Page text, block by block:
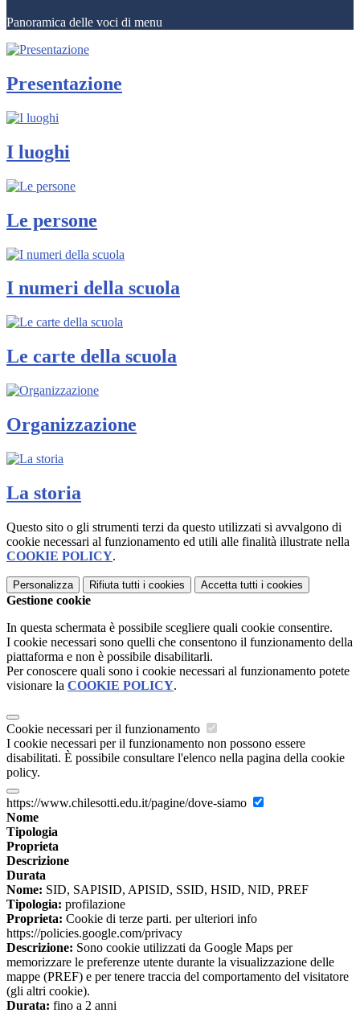
Panoramica delle voci di menu
Presentazione
I luoghi
Le persone
I numeri della scuola
Le carte della scuola
Organizzazione
La storia
Questo sito o gli strumenti terzi da questo utilizzati si avvalgono di
cookie necessari al funzionamento ed utili alle finalità illustrate nella
COOKIE POLICY.
Personalizza Rifiuta tutti i cookies Accetta tutti i cookies
Gestione cookie
In questa schermata è possibile scegliere quali cookie consentire.
I cookie necessari sono quelli che consentono il funzionamento della
piattaforma e non è possibile disabilitarli.
Per conoscere quali sono i cookie necessari al funzionamento potete
visionare la COOKIE POLICY.
Cookie necessari per il funzionamento
I cookie necessari per il funzionamento non possono essere
disabilitati. È possibile consultare l'elenco nella pagina della cookie
policy.
https://www.chilesotti.edu.it/pagine/dove-siamo
Nome
Tipologia
Proprieta
Descrizione
Durata
Nome: SID, SAPISID, APISID, SSID, HSID, NID, PREF
Tipologia: profilazione
Proprieta: Cookie di terze parti. per ulteriori info
https://policies.google.com/privacy
Descrizione: Sono cookie utilizzati da Google Maps per
memorizzare le preferenze utente durante la visualizzazione delle
mappe (PREF) e per tenere traccia del comportamento del visitatore
(gli altri cookie).
Durata: fino a 2 anni